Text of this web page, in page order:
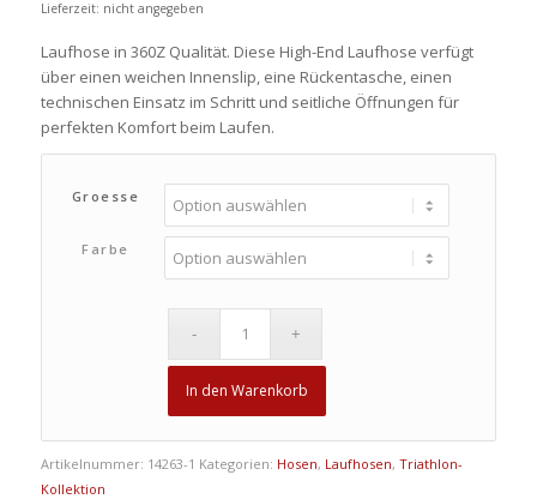
Lieferzeit: nicht angegeben
Laufhose in 360Z Qualität. Diese High-End Laufhose verfügt
über einen weichen Innenslip, eine Rückentasche, einen
technischen Einsatz im Schritt und seitliche Öffnungen für
perfekten Komfort beim Laufen.
Groesse
Farbe
In den Warenkorb
Artikelnummer: 14263-1 Kategorien: Hosen, Laufhosen, Triathlon-
Kollektion